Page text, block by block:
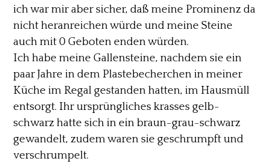
ich war mir aber sicher, daß meine Prominenz da
nicht heranreichen würde und meine Steine
auch mit 0 Geboten enden würden.
Ich habe meine Gallensteine, nachdem sie ein
paar Jahre in dem Plastebecherchen in meiner
Küche im Regal gestanden hatten, im Hausmüll
entsorgt. Ihr ursprüngliches krasses gelb-
schwarz hatte sich in ein braun-grau-schwarz
gewandelt, zudem waren sie geschrumpft und
verschrumpelt.